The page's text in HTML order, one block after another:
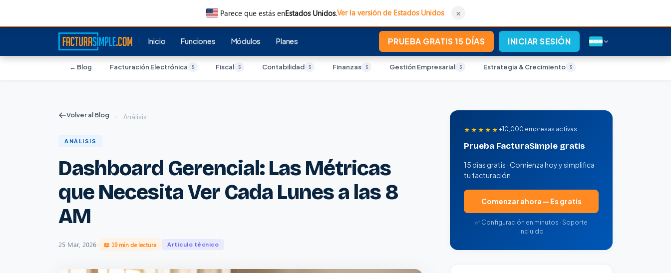
Parece que estás enEstados Unidos.Ver la versión de Estados Unidos ×
Inicio Funciones Módulos Planes PRUEBA GRATIS 15 DÍAS INICIAR SESIÓN
← Blog Facturación Electrónica 5 Fiscal 5 Contabilidad 5 Finanzas 5 Gestión Empresarial 5 Estrategia & Crecimiento 5
Volver al Blog › Análisis
ANÁLISIS
Dashboard Gerencial: Las Métricas
que Necesita Ver Cada Lunes a las 8
AM
25 Mar, 2026· 📖 19 min de lectura Artículo técnico
★★★★★+10,000 empresas activas
Prueba FacturaSimple gratis
15 días gratis · Comienza hoy y simplifica
tu facturación.
Comenzar ahora — Es gratis
✅ Configuración en minutos · Soporte
incluido